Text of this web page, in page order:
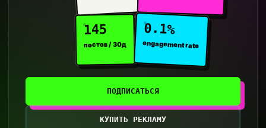
145
постов / 30д
0.1%
engagement rate
ПОДПИСАТЬСЯ
КУПИТЬ РЕКЛАМУ